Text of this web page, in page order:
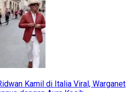
Kamil di Italia Viral, Warganet